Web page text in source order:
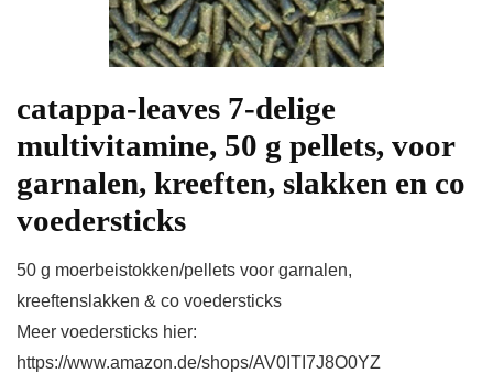
catappa-leaves 7-delige
multivitamine, 50 g pellets, voor
garnalen, kreeften, slakken en co
voedersticks
50 g moerbeistokken/pellets voor garnalen,
kreeftenslakken & co voedersticks
Meer voedersticks hier:
https://www.amazon.de/shops/AV0ITI7J8O0YZ